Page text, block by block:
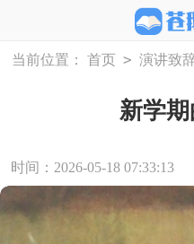
当前位置： 首页 > 演讲致
新学
时间：2026-05-18 07:33:13